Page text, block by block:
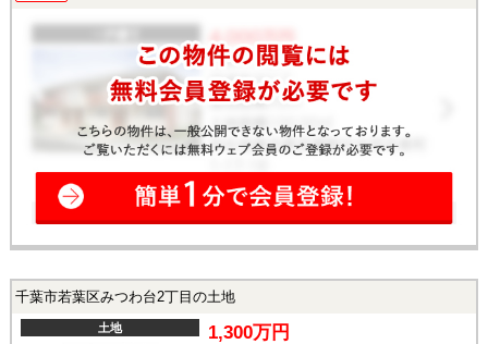
千葉市若葉区みつわ台2丁目の土地
土地 1,300万円